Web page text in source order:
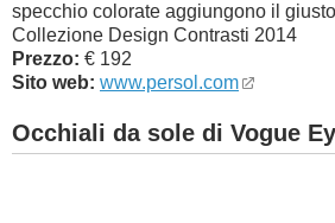
specchio colorate aggiungono il
Collezione Design Contrasti 2014
Prezzo: € 192
Sito web: www.persol.com
Occhiali da sole di Vogue